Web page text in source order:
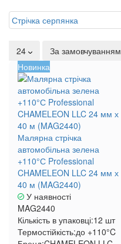
Стрічка серпянка
24
За замовчуванням
Новинка
Малярна стрічка
автомобільна зелена
+110°С Professional
CHAMELEON LLC 24 мм х
40 м (MAG2440)
У наявності
MAG2440
Кількість в упаковці:12 шт
Термостійкість:до +110°C